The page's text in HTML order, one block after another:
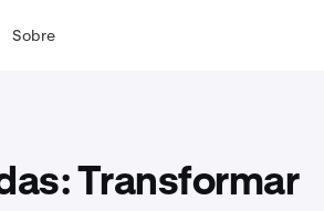
Sobre
Transformar